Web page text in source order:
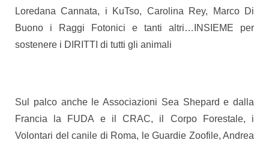
Loredana Cannata, i KuTso, Carolina Rey, Marco Di
Buono i Raggi Fotonici e tanti altri…INSIEME per
sostenere i DIRITTI di tutti gli animali
Sul palco anche le Associazioni Sea Shepard e dalla
Francia la FUDA e il CRAC, il Corpo Forestale, i
Volontari del canile di Roma, le Guardie Zoofile, Andrea